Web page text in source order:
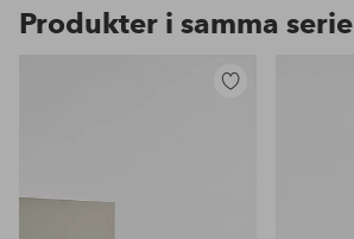
Produkter i samma serie